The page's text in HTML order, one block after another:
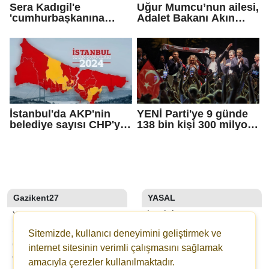
Sera Kadıgil'e
'cumhurbaşkanına
soruşturması
Uğur Mumcu’nun ailesi,
Adalet Bakanı Akın
İstanbul'da AKP'nin
belediye sayısı CHP'yi
YENİ Parti'ye 9 günde
138 bin kişi 300 milyon
Gazikent27
YAZARLAR
SON DAKİKA
GALERİLER
WEBTV
YASAL
İLETIŞIM
KÜNYE
YAYIN İLKELERI
KURALLAR
Sitemizde, kullanıcı deneyimini geliştirmek ve
internet sitesinin verimli çalışmasını sağlamak
amacıyla çerezler kullanılmaktadır.